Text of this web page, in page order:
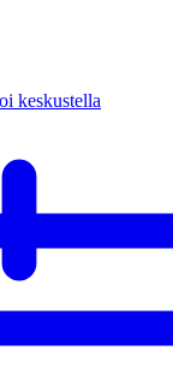
keskustella